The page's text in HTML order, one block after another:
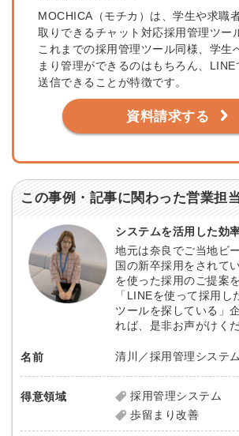
MOCHICA（モチカ）は、学生や求職
取りできるチャット対応採用管理ツー
これまでの採用管理ツール同様、学生
まり管理ができるのはもちろん、
送信できることが特徴です。
資料請求する
この事例・記事に関わった営業担
システムを活用した効
地元は奈良でご当地ビ
国の新卒採用をされて
を使った採用のご提案
「LINEを使って採用し
ツールを探している」
れば、是非お声がけく
名前 清川／採用管理システ
得意領域
採用管理システム
歩留まり改善